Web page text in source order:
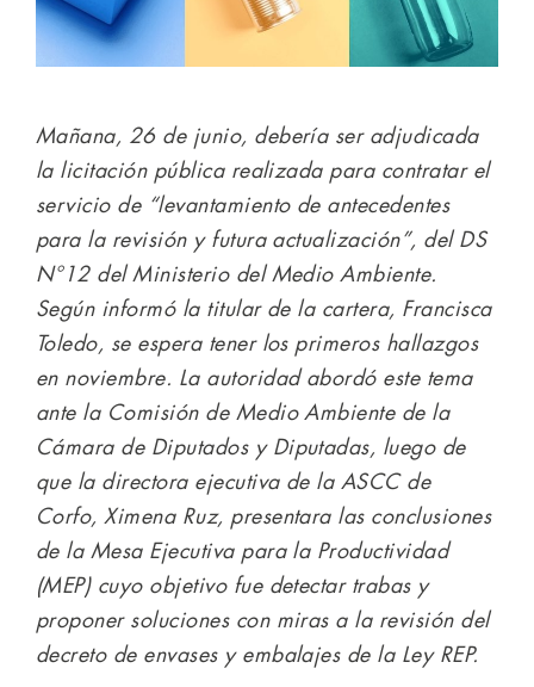
Mañana, 26 de junio, debería ser adjudicada
la licitación pública realizada para contratar el
servicio de “levantamiento de antecedentes
para la revisión y futura actualización”, del DS
N°12 del Ministerio del Medio Ambiente.
Según informó la titular de la cartera, Francisca
Toledo, se espera tener los primeros hallazgos
en noviembre. La autoridad abordó este tema
ante la Comisión de Medio Ambiente de la
Cámara de Diputados y Diputadas, luego de
que la directora ejecutiva de la ASCC de
Corfo, Ximena Ruz, presentara las conclusiones
de la Mesa Ejecutiva para la Productividad
(MEP) cuyo objetivo fue detectar trabas y
proponer soluciones con miras a la revisión del
decreto de envases y embalajes de la Ley REP.